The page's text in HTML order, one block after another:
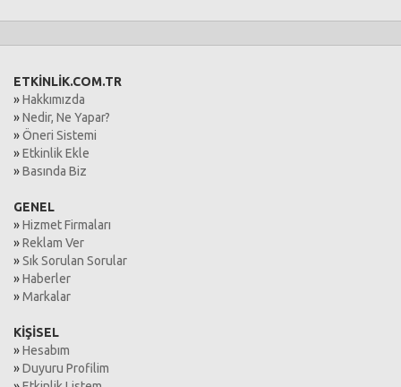
ETKİNLİK.COM.TR
»Hakkımızda
»Nedir, Ne Yapar?
»Öneri Sistemi
»Etkinlik Ekle
»Basında Biz
GENEL
»Hizmet Firmaları
»Reklam Ver
»Sık Sorulan Sorular
»Haberler
»Markalar
KİŞİSEL
»Hesabım
»Duyuru Profilim